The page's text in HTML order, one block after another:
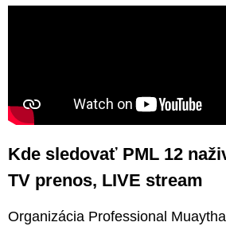
Kde sledovať PML 12
TV prenos, LIVE stream
Organizácia Professional